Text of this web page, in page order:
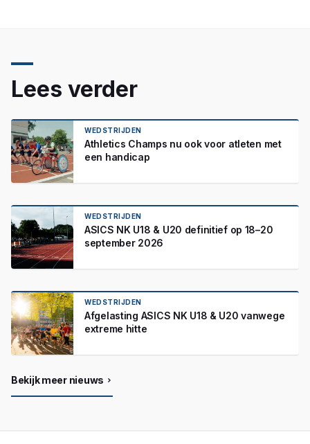
Lees verder
WEDSTRIJDEN
Athletics Champs nu ook voor atleten met
een handicap
WEDSTRIJDEN
ASICS NK U18 & U20 definitief op 18–20
september 2026
WEDSTRIJDEN
Afgelasting ASICS NK U18 & U20 vanwege
extreme hitte
Bekijk meer nieuws